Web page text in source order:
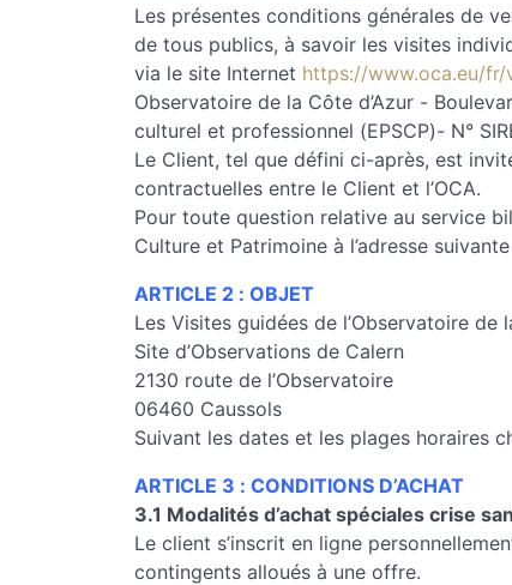
Les présentes conditions générales de
de tous publics, à savoir les visites
via le site Internet https://www.oca.eu/fr/
Observatoire de la Côte d’Azur -
culturel et professionnel (EPSCP)- N°
Le Client, tel que défini ci-après, est
contractuelles entre le Client et l’OCA.
Pour toute question relative au service
Culture et Patrimoine à l’adresse
ARTICLE 2 : OBJET
Les Visites guidées de l’Observatoire de
Site d’Observations de Calern
2130 route de l’Observatoire
06460 Caussols
Suivant les dates et les plages horaires
ARTICLE 3 : CONDITIONS D’ACHAT
3.1 Modalités d’achat spéciales crise
Le client s’inscrit en ligne
contingents alloués à une offre.